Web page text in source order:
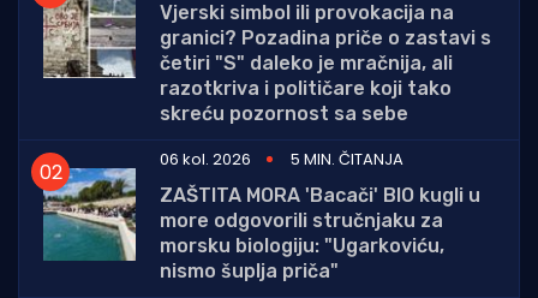
Vjerski simbol ili provokacija na
granici? Pozadina priče o zastavi s
četiri "S" daleko je mračnija, ali
razotkriva i političare koji tako
skreću pozornost sa sebe
06 kol. 2026
5 MIN. ČITANJA
ZAŠTITA MORA 'Bacači' BIO kugli u
more odgovorili stručnjaku za
morsku biologiju: "Ugarkoviću,
nismo šuplja priča"